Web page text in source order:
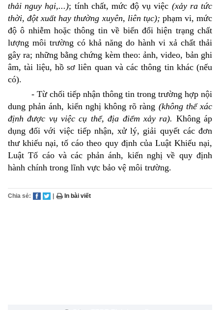
thải nguy hại,...); tính chất, mức độ vụ việc (xảy ra tức
thời, đột xuất hay thường xuyên, liên tục); phạm vi, mức
độ ô nhiễm hoặc thông tin về biến đổi hiện trạng chất
lượng môi trường có khả năng do hành vi xả chất thải
gây ra; những bằng chứng kèm theo: ảnh, video, bản ghi
âm, tài liệu, hồ sơ liên quan và các thông tin khác (nếu
có).
- Từ chối tiếp nhận thông tin trong trường hợp nội
dung phản ánh, kiến nghị không rõ ràng (không thể xác
định được vụ việc cụ thể, địa điểm xảy ra). Không áp
dụng đối với việc tiếp nhận, xử lý, giải quyết các đơn
thư khiếu nại, tố cáo theo quy định của Luật Khiếu nại,
Luật Tố cáo và các phản ánh, kiến nghị về quy định
hành chính trong lĩnh vực bảo vệ môi trường.
Chia sẻ: In bài viết